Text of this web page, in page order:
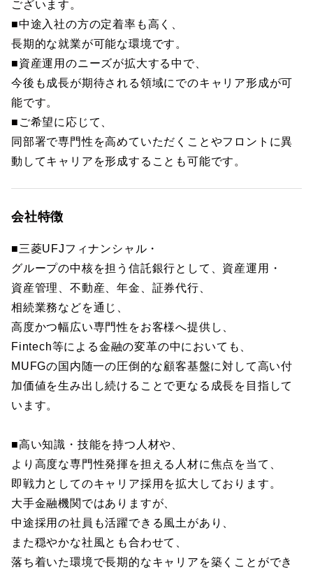
ございます。
■中途入社の方の定着率も高く、
長期的な就業が可能な環境です。
■資産運用のニーズが拡大する中で、
今後も成長が期待される領域にでのキャリア形成が可
能です。
■ご希望に応じて、
同部署で専門性を高めていただくことやフロントに異
動してキャリアを形成することも可能です。
会社特徴
■三菱UFJフィナンシャル・
グループの中核を担う信託銀行として、資産運用・
資産管理、不動産、年金、証券代行、
相続業務などを通じ、
高度かつ幅広い専門性をお客様へ提供し、
Fintech等による金融の変革の中においても、
MUFGの国内随一の圧倒的な顧客基盤に対して高い付
加価値を生み出し続けることで更なる成長を目指して
います。
■高い知識・技能を持つ人材や、
より高度な専門性発揮を担える人材に焦点を当て、
即戦力としてのキャリア採用を拡大しております。
大手金融機関ではありますが、
中途採用の社員も活躍できる風土があり、
また穏やかな社風とも合わせて、
落ち着いた環境で長期的なキャリアを築くことができ